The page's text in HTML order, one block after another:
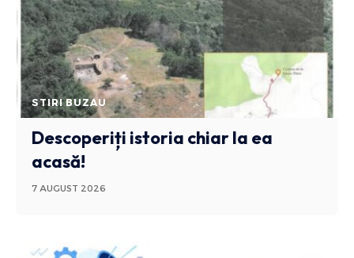
STIRI BUZAU
Descoperiți istoria chiar la ea
acasă!
7 AUGUST 2026